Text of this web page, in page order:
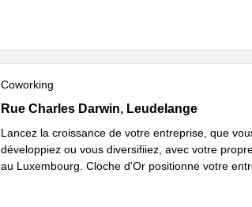
Coworking
Rue Charles Darwin 5, Leudelange
Rue Charles Darwin, Leudelange
Lancez la croissance de votre entreprise, que
développiez ou vous diversifiiez, avec votre
au Luxembourg. Cloche d'Or positionne votre